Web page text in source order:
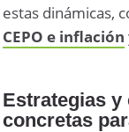
estas dinámicas,
CEPO e inflación
Estrategias
concretas